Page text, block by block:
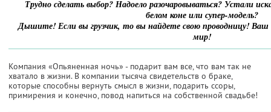
Трудно сделать выбор? Надоело разочаровываться? Устали
белом коне или супер-модель?
Дышите! Если вы грузчик, то вы найдете свою проводницу! Ваш
мир!
Компания «Опьяненная ночь» - подарит вам все, что вам так не
хватало в жизни. В компании тысяча свидетельств о браке,
которые способны вернуть смысл в жизни, подарить ссоры,
примирения и конечно, повод напиться на собственной свадьбе!